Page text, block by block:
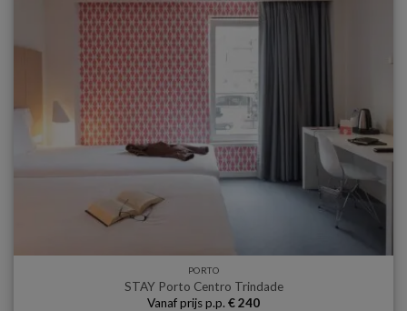
PORTO
STAY Porto Centro Trindade
Vanaf prijs p.p. €240